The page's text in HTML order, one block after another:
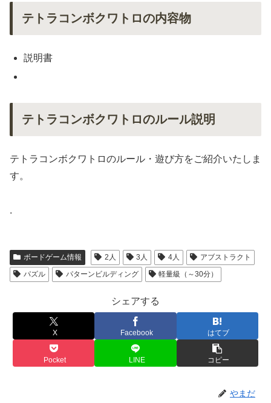
テトラコンボクワトロの内容物
説明書
テトラコンボクワトロのルール説明
テトラコンボクワトロのルール・遊び方をご紹介いたしま
す。
.
ボードゲーム情報 2人 3人 4人
アブストラクト
パズル
パターンビルディング 軽量級（～30分）
シェアする
X Facebook はてブ
Pocket LINE コピー
やまだ